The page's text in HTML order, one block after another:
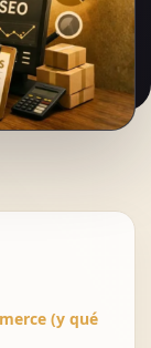
(y qué